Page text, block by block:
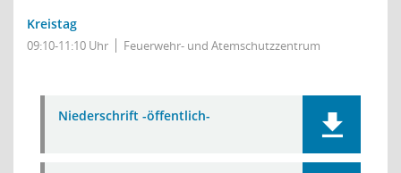
Kreistag
09:10-11:10 Uhr Feuerwehr- und Atemschutzzentrum
Niederschrift -öffentlich-